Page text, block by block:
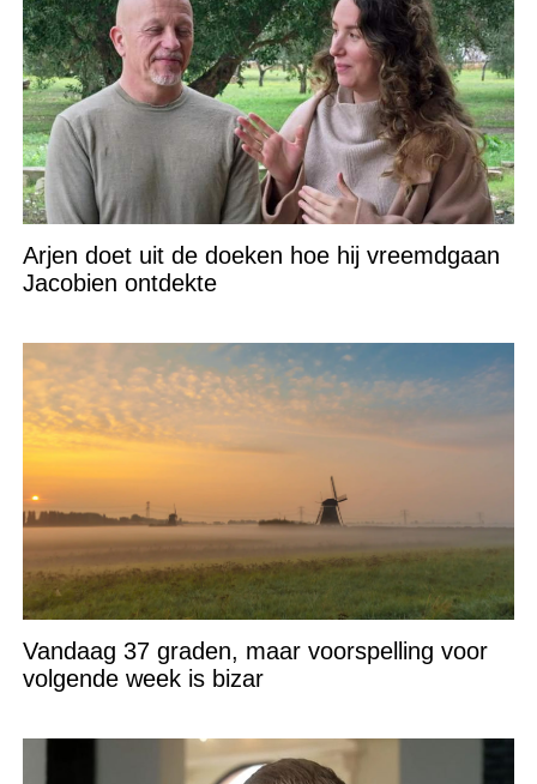
Arjen doet uit de doeken hoe hij vreemdgaan
Jacobien ontdekte
Vandaag 37 graden, maar voorspelling voor
volgende week is bizar